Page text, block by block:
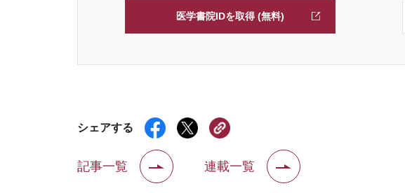
医学書院IDを取得 (無料)
シェアする
記事一覧 連載一覧